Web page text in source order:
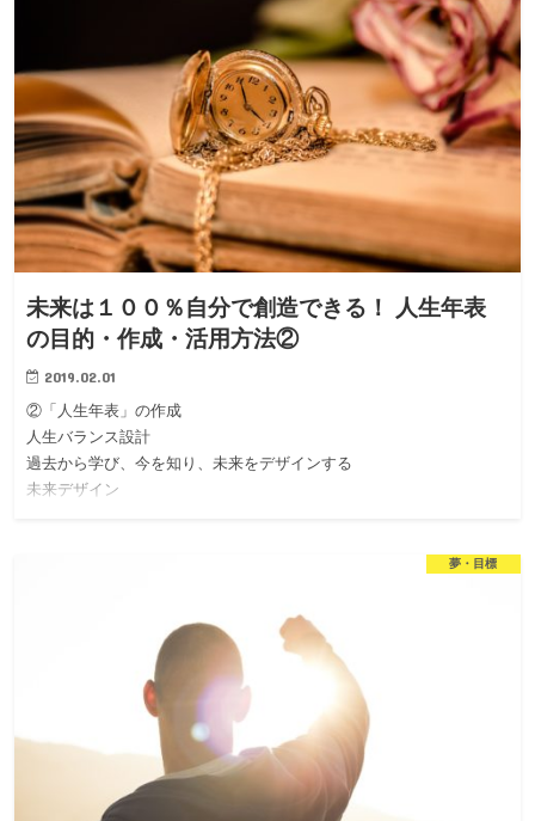
未来は１００％自分で創造できる！ 人生年表
の目的・作成・活用方法②
2019.02.01
②「人生年表」の作成
人生バランス設計
過去から学び、今を知り、未来をデザインする
未来デザイン
夢・目標